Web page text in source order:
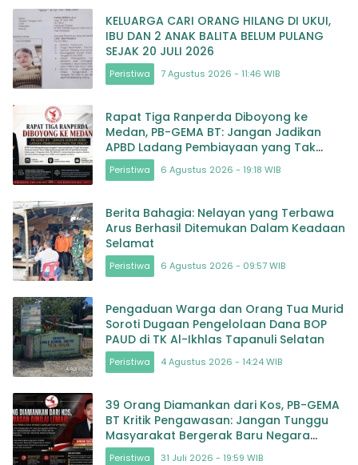
KELUARGA CARI ORANG HILANG DI UKUI,
IBU DAN 2 ANAK BALITA BELUM PULANG
SEJAK 20 JULI 2026
Peristiwa 7 Agustus 2026 - 11:46 WIB
Rapat Tiga Ranperda Diboyong ke
Medan, PB-GEMA BT: Jangan Jadikan
APBD Ladang Pembiayaan yang Tak
Perlu
Peristiwa 6 Agustus 2026 - 19:18 WIB
Berita Bahagia: Nelayan yang Terbawa
Arus Berhasil Ditemukan Dalam Keadaan
Selamat
Peristiwa 6 Agustus 2026 - 09:57 WIB
Pengaduan Warga dan Orang Tua Murid
Soroti Dugaan Pengelolaan Dana BOP
PAUD di TK Al-Ikhlas Tapanuli Selatan
Peristiwa 4 Agustus 2026 - 14:24 WIB
39 Orang Diamankan dari Kos, PB-GEMA
BT Kritik Pengawasan: Jangan Tunggu
Masyarakat Bergerak Baru Negara
Bertindak
Peristiwa 31 Juli 2026 - 19:59 WIB